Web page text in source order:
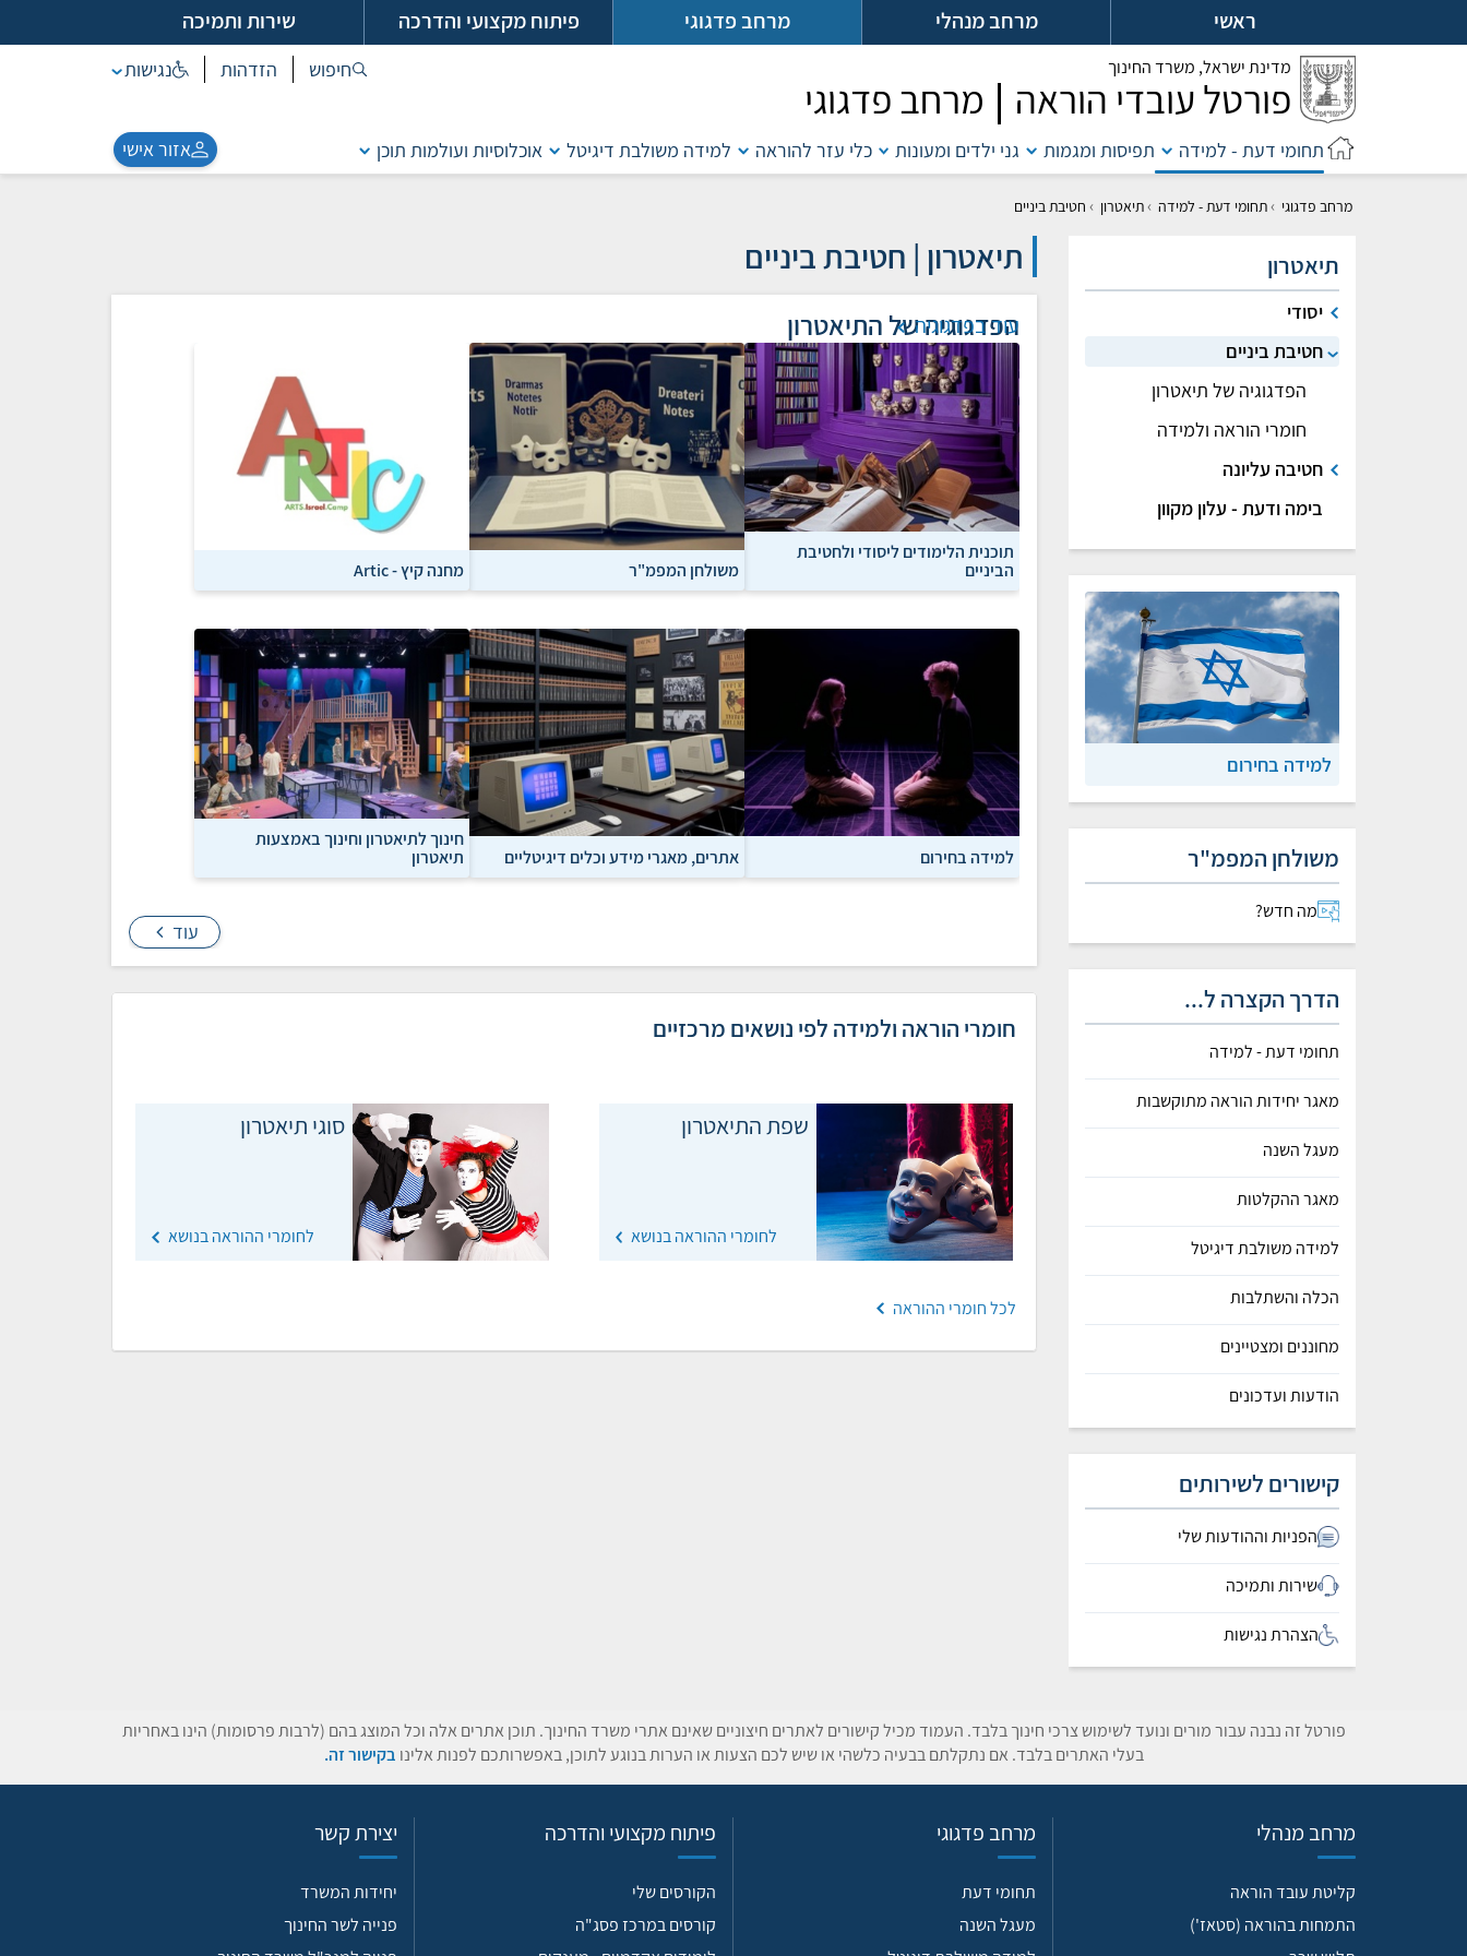
אל
ראשי מרחב מנהלי מרחב פדגוגי פיתוח מקצועי והדרכה שירות ותמיכה
מדינת ישראל, משרד החינוך
פורטל עובדי הוראה מרחב פדגוגי
חיפוש הזדהות נגישות
תחומי דעת - למידה תפיסות ומגמות גני ילדים ומעונות כלי עזר להוראה למידה משולבת דיגיטל אוכלוסיות ועולמות תוכן אזור אישי
מרחב פדגוגי ›תחומי דעת - למידה ›תיאטרון › חטיבת ביניים
תיאטרון | חטיבת ביניים
הפדגוגיה של התיאטרון
עוד בפדגוגיה
תוכנית הלימודים ליסודי ולחטיבת
הביניים
משולחן המפמ"ר מחנה קיץ - Artic
למידה בחירום אתרים, מאגרי מידע וכלים דיגיטליים
חינוך לתיאטרון וחינוך באמצעות
תיאטרון
עוד
חומרי הוראה ולמידה לפי נושאים מרכזיים
שפת התיאטרון
לחומרי ההוראה בנושא
סוגי תיאטרון
לחומרי ההוראה בנושא
לכל חומרי ההוראה
תיאטרון
יסודי
חטיבת ביניים
הפדגוגיה של תיאטרון
חומרי הוראה ולמידה
חטיבה עליונה
בימה ודעת - עלון מקוון
למידה בחירום
משולחן המפמ"ר
מה חדש?
הדרך הקצרה ל...
תחומי דעת - למידה
מאגר יחידות הוראה מתוקשבות
מעגל השנה
מאגר ההקלטות
למידה משולבת דיגיטל
הכלה והשתלבות
מחוננים ומצטיינים
הודעות ועדכונים
קישורים לשירותים
הפניות וההודעות שלי
שירות ותמיכה
הצהרת נגישות
פורטל זה נבנה עבור מורים ונועד לשימוש צרכי חינוך בלבד. העמוד מכיל קישורים לאתרים חיצוניים שאינם אתרי משרד החינוך. תוכן אתרים אלה וכל המוצג בהם (לרבות פרסומות) הינו באחריות
בעלי האתרים בלבד. אם נתקלתם בבעיה כלשהי או שיש לכם הצעות או הערות בנוגע לתוכן, באפשרותכם לפנות אלינו בקישור זה.
מרחב מנהלי
קליטת עובד הוראה
התמחות בהוראה (סטאז')
מרחב פדגוגי
תחומי דעת
מעגל השנה
פיתוח מקצועי והדרכה
הקורסים שלי
קורסים במרכז פסג"ה
יצירת קשר
יחידות המשרד
פנייה לשר החינוך